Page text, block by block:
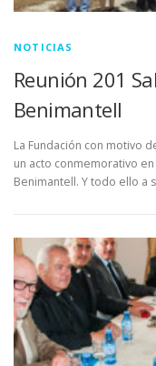
NOTICIAS
Reunión 201
Benimantell
La Fundación con motivo
un acto conmemorativo
Benimantell. Y todo ello a